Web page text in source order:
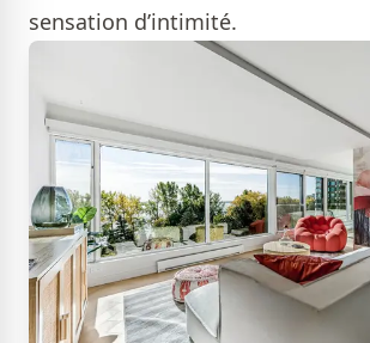
sensation d’intimité.